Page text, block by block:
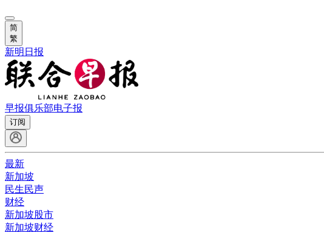
简
繁
新明日报
早报俱乐部电子报
订阅
最新
新加坡
民生民声
财经
新加坡股市
新加坡财经